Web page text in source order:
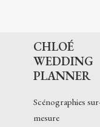
CHLOÉ
WEDDING
PLANNER
Scénographies
mesure